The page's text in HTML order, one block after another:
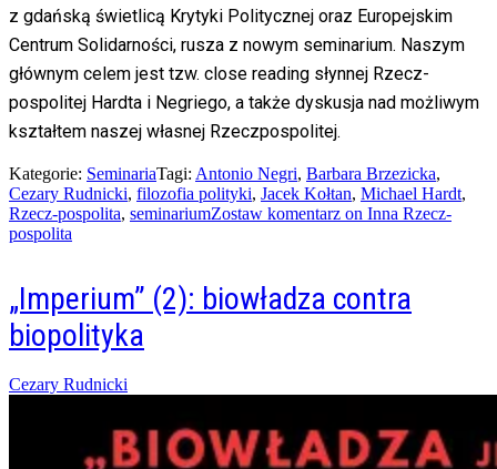
z gdańską świetlicą Krytyki Politycznej oraz Europejskim
Centrum Solidarności, rusza z nowym seminarium. Naszym
głównym celem jest tzw. close reading słynnej Rzecz-
pospolitej Hardta i Negriego, a także dyskusja nad możliwym
kształtem naszej własnej Rzeczpospolitej.
Kategorie: SeminariaTagi: Antonio Negri, Barbara Brzezicka,
Cezary Rudnicki, filozofia polityki, Jacek Kołtan, Michael Hardt,
Rzecz-pospolita, seminariumZostaw komentarz on Inna Rzecz-
pospolita
„Imperium” (2): biowładza contra
biopolityka
Posted
13/11/2021
Cezary Rudnicki